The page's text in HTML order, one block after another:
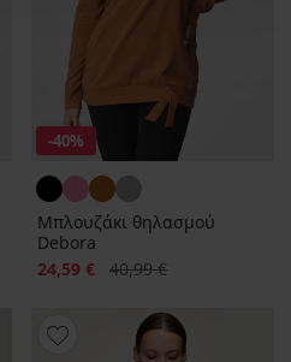
-40%
Μπλουζάκι θηλασμού
Debora
Έκπτωση
24,59 € Αρχική τιμή
40,99 €